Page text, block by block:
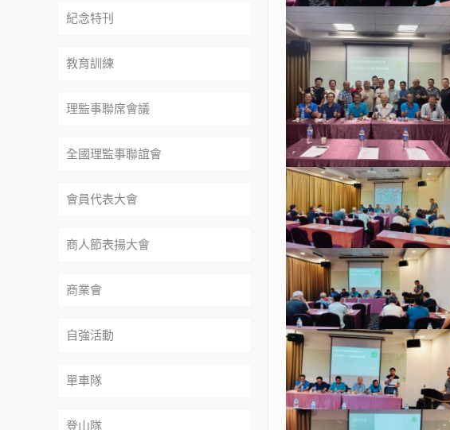
紀念特刊
教育訓練
理監事聯席會議
全國理監事聯誼會
會員代表大會
商人節表揚大會
商業會
自強活動
單車隊
登山隊